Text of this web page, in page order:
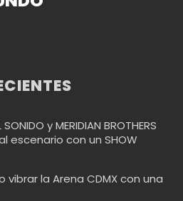
y MERIDIAN BROTHERS
al escenario con un SHOW
vibrar la Arena CDMX con una